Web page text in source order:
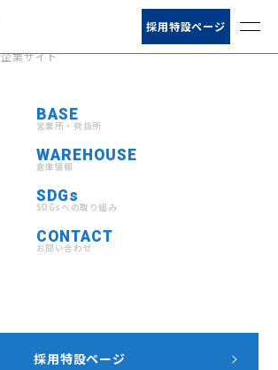
採用特設ページ
山陽自動車運送株式会社
企業サイト
採用特設ページ
WAREHOUSE
倉庫情報
SDGs
SDGsへの取り組み
BASE
営業所・荷扱所
CONTACT
お問い合わせ